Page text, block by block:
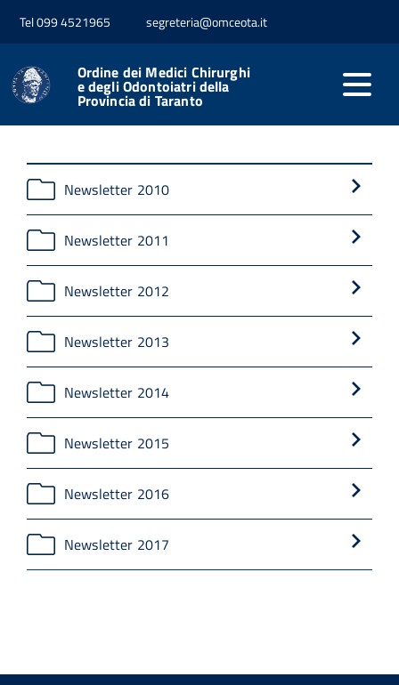
Tel 099 4521965 segreteria@omceota.it
Ordine dei Medici Chirurghi
e degli Odontoiatri della
Provincia di Taranto
Home Comunicazione Newsletter
Newsletter precedenti
Newsletter 2010
Newsletter 2011
Newsletter 2012
Newsletter 2013
Newsletter 2014
Newsletter 2015
Newsletter 2016
Newsletter 2017